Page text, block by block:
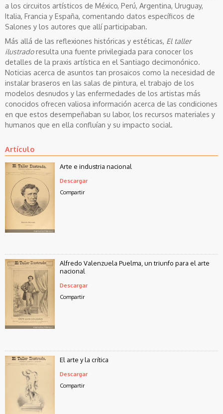
a los circuitos artísticos de México, Perú, Argentina, Uruguay,
Italia, Francia y España, comentando datos específicos de
Salones y los autores que allí participaban.
Más allá de las reflexiones históricas y estéticas, El taller
ilustradoresulta una fuente privilegiada para conocer los
detalles de la praxis artística en el Santiago decimonónico.
Noticias acerca de asuntos tan prosaicos como la necesidad de
instalar braseros en las salas de pintura, el trabajo de los
modelos desnudos y las enfermedades de los artistas más
conocidos ofrecen valiosa información acerca de las condiciones
en que estos desempeñaban su labor, los recursos materiales y
humanos que en ella confluían y su impacto social.
Artículo
Arte e industria nacional
Descargar
Compartir
Alfredo Valenzuela Puelma, un triunfo para el arte
nacional
Descargar
Compartir
El arte y la crítica
Descargar
Compartir